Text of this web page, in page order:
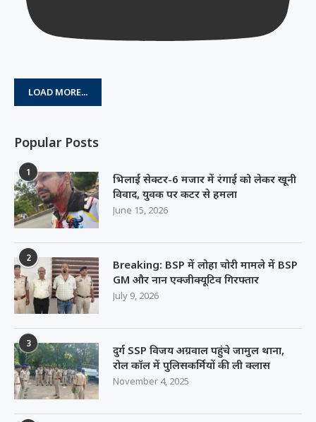
LOAD MORE...
Popular Posts
1
भिलाई सेक्टर-6 मजार में रंगाई को लेकर खूनी
विवाद, युवक पर कटर से हमला
June 15, 2026
2
Breaking: BSP में लोहा चोरी मामले में BSP
GM और नान एक्जीक्यूटिव गिरफ्तार
July 9, 2026
3
दुर्ग SSP विजय अग्रवाल पहुंचे जामुल थाना,
रोल कॉल में पुलिसकर्मियों की ली क्लास
November 4, 2025